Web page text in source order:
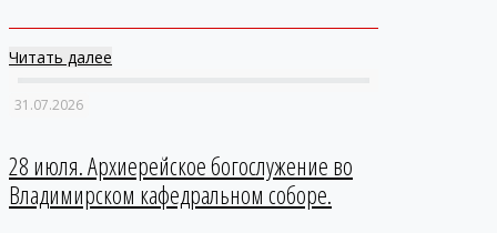
Читать далее
31.07.2026
28 июля. Архиерейское богослужение во
Владимирском кафедральном соборе.